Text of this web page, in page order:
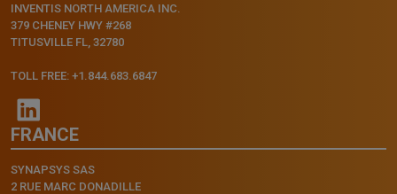
INVENTIS NORTH AMERICA INC.
379 CHENEY HWY #268
TITUSVILLE FL, 32780
TOLL FREE: +1.844.683.6847
FRANCE
SYNAPSYS SAS
2 RUE MARC DONADILLE